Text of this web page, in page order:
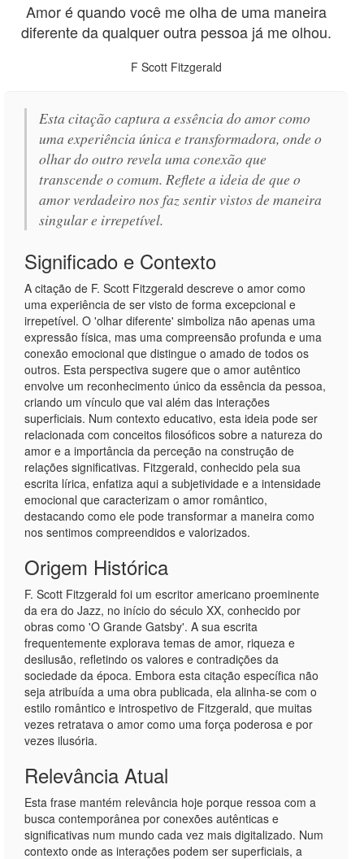
Amor é quando você me olha de uma maneira
diferente da qualquer outra pessoa já me olhou.
F Scott Fitzgerald
Esta citação captura a essência do amor como
uma experiência única e transformadora, onde o
olhar do outro revela uma conexão que
transcende o comum. Reflete a ideia de que o
amor verdadeiro nos faz sentir vistos de maneira
singular e irrepetível.
Significado e Contexto
A citação de F. Scott Fitzgerald descreve o amor como
uma experiência de ser visto de forma excepcional e
irrepetível. O 'olhar diferente' simboliza não apenas uma
expressão física, mas uma compreensão profunda e uma
conexão emocional que distingue o amado de todos os
outros. Esta perspectiva sugere que o amor autêntico
envolve um reconhecimento único da essência da pessoa,
criando um vínculo que vai além das interações
superficiais. Num contexto educativo, esta ideia pode ser
relacionada com conceitos filosóficos sobre a natureza do
amor e a importância da perceção na construção de
relações significativas. Fitzgerald, conhecido pela sua
escrita lírica, enfatiza aqui a subjetividade e a intensidade
emocional que caracterizam o amor romântico,
destacando como ele pode transformar a maneira como
nos sentimos compreendidos e valorizados.
Origem Histórica
F. Scott Fitzgerald foi um escritor americano proeminente
da era do Jazz, no início do século XX, conhecido por
obras como 'O Grande Gatsby'. A sua escrita
frequentemente explorava temas de amor, riqueza e
desilusão, refletindo os valores e contradições da
sociedade da época. Embora esta citação específica não
seja atribuída a uma obra publicada, ela alinha-se com o
estilo romântico e introspetivo de Fitzgerald, que muitas
vezes retratava o amor como uma força poderosa e por
vezes ilusória.
Relevância Atual
Esta frase mantém relevância hoje porque ressoa com a
busca contemporânea por conexões autênticas e
significativas num mundo cada vez mais digitalizado. Num
contexto onde as interações podem ser superficiais, a